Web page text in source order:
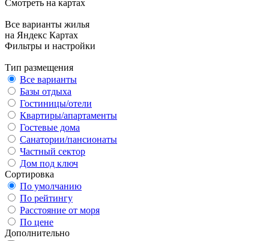
Смотреть на картах
Все варианты жилья
на Яндекс Картах
Фильтры и настройки
Тип размещения
Все варианты
Базы отдыха
Гостиницы/отели
Квартиры/апартаменты
Гостевые дома
Санатории/пансионаты
Частный сектор
Дом под ключ
Сортировка
По умолчанию
По рейтингу
Расстояние от моря
По цене
Дополнительно